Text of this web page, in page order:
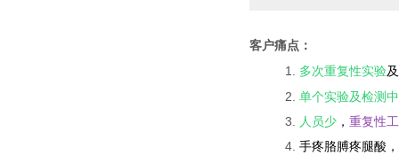
客户痛点：
1. 多次重复性实验
2. 单个实验及检测中
3.
人员少 ， 重复性
4. 手疼胳膊疼腿酸